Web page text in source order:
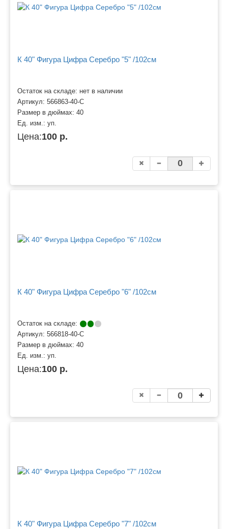
К 40" Фигура Цифра Серебро "5" /102см
Остаток на складе: нет в наличии
Артикул: 566863-40-С
Размер в дюймах: 40
Ед. изм.: уп.
Цена:100 р.
К 40" Фигура Цифра Серебро "6" /102см
Остаток на складе:
Артикул: 566818-40-С
Размер в дюймах: 40
Ед. изм.: уп.
Цена:100 р.
К 40" Фигура Цифра Серебро "7" /102см